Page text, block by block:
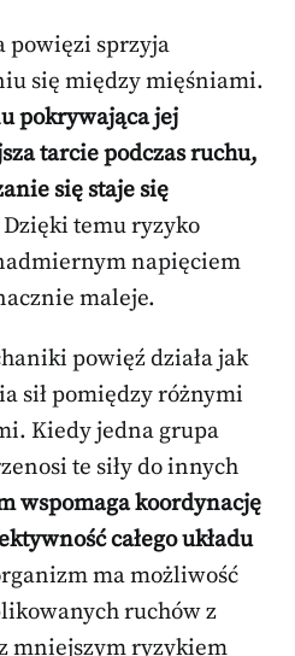
powięzi sprzyja
się między mięśniami.
pokrywająca jej
tarcie podczas ruchu,
się staje się
Dzięki temu ryzyko
napięciem
maleje.
powięź działa jak
sił pomiędzy różnymi
Kiedy jedna grupa
te siły do innych
wspomaga koordynację
całego układu
ma możliwość
ruchów z
mniejszym ryzykiem